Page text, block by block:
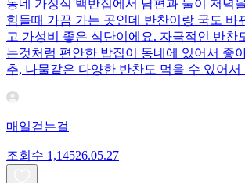
동네 가정식 백반집에서 남편과 둘이 저녁
힘들때 가끔 가는 곳인데 반찬이랑 국도 바
고 가성비 좋은 식단이에요. 자극적인 반찬
는것처럼 편안한 밥집이 동네에 있어서 좋
추, 나물같은 다양한 반찬도 먹을 수 있어서
매일걷는걸
조회수 1,14526.05.27